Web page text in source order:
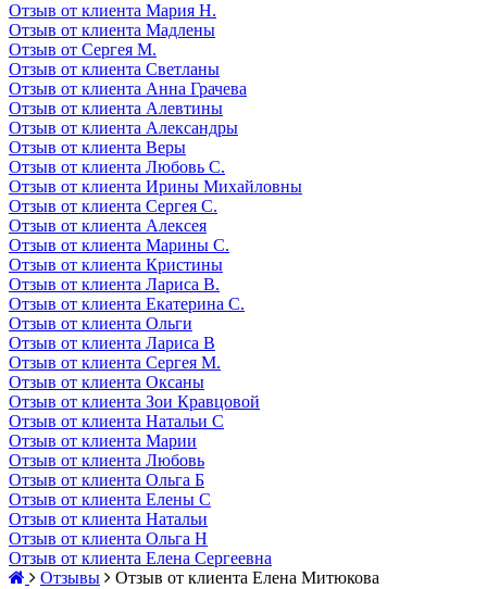
Отзыв от клиента Мария Н.
Отзыв от клиента Мадлены
Отзыв от Сергея М.
Отзыв от клиента Светланы
Отзыв от клиента Анна Грачева
Отзыв от клиента Алевтины
Отзыв от клиента Александры
Отзыв от клиента Веры
Отзыв от клиента Любовь С.
Отзыв от клиента Ирины Михайловны
Отзыв от клиента Сергея С.
Отзыв от клиента Алексея
Отзыв от клиента Марины С.
Отзыв от клиента Кристины
Отзыв от клиента Лариса В.
Отзыв от клиента Екатерина С.
Отзыв от клиента Ольги
Отзыв от клиента Лариса В
Отзыв от клиента Сергея М.
Отзыв от клиента Оксаны
Отзыв от клиента Зои Кравцовой
Отзыв от клиента Натальи С
Отзыв от клиента Марии
Отзыв от клиента Любовь
Отзыв от клиента Ольга Б
Отзыв от клиента Елены С
Отзыв от клиента Натальи
Отзыв от клиента Ольга Н
Отзыв от клиента Елена Сергеевна
Отзывы
Отзыв от клиента Елена Митюкова